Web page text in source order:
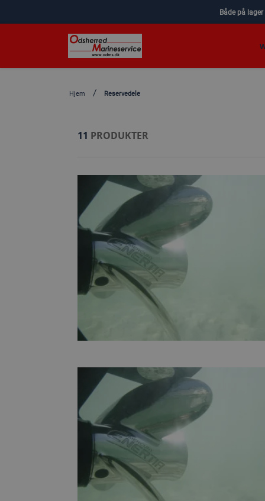
Både på lager
Hjem Reservedele
11 PRODUKTER